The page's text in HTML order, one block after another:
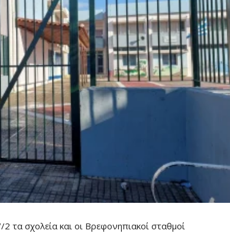
τα σχολεία και οι Βρεφονηπιακοί σταθμοί